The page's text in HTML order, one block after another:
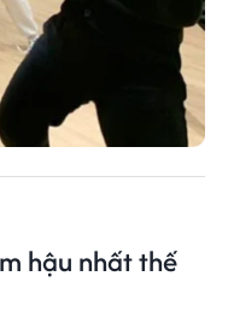
hậu nhất thế